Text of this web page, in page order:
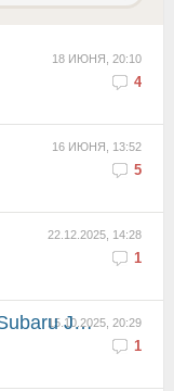
18 ИЮНЯ, 20:10
4
16 ИЮНЯ, 13:52
5
22.12.2025, 14:28
1
15.10.2025, 20:29
1
клуб России)